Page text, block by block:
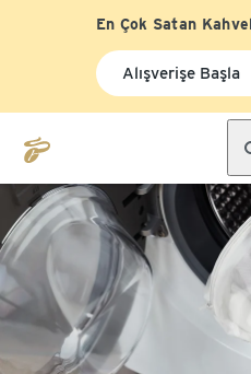
En Çok Satan
Alışverişe Başla